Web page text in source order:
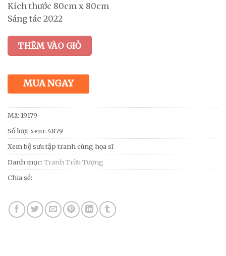
Kích thước 80cm x 80cm
Sáng tác 2022
THÊM VÀO GIỎ
MUA NGAY
Mã: 19179
Số lượt xem: 4879
Xem bộ sưu tập tranh cùng họa sĩ
Danh mục: Tranh Trừu Tượng
Chia sẻ: